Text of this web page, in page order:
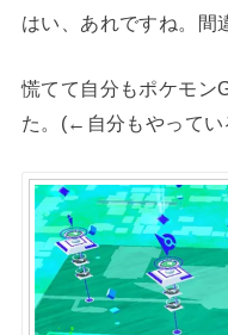
はい、あれですね。間
慌てて自分もポケモン
た。(←自分もやって